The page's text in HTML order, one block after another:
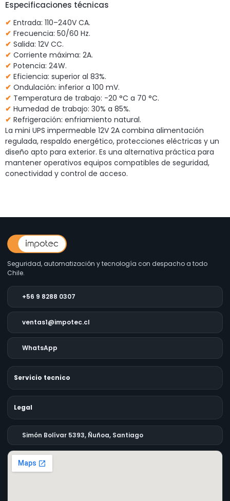
Especificaciones técnicas
✔ Entrada: 110–240V CA.
✔ Frecuencia: 50/60 Hz.
✔ Salida: 12V CC.
✔ Corriente máxima: 2A.
✔ Potencia: 24W.
✔ Eficiencia: superior al 83%.
✔ Ondulación: inferior a 100 mV.
✔ Temperatura de trabajo: -20 °C a 70 °C.
✔ Humedad de trabajo: 30% a 85%.
✔ Refrigeración: enfriamiento natural.
La mini UPS impermeable 12V 2A combina alimentación
regulada, respaldo energético, protecciones eléctricas y un
diseño apto para exterior. Es una alternativa práctica para
mantener operativos equipos compatibles de seguridad,
conectividad y control de acceso.
Seguridad, automatización y tecnología con despacho a todo
Chile.
+56 9 8288 0307
ventas1@impotec.cl
WhatsApp
Servicio tecnico
Legal
Simón Bolívar 5393, Ñuñoa, Santiago